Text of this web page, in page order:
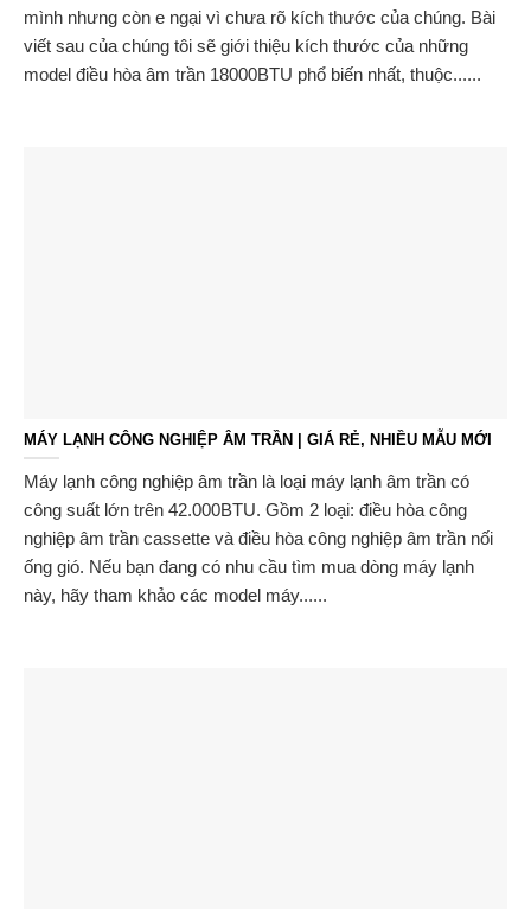
mình nhưng còn e ngại vì chưa rõ kích thước của chúng. Bài
viết sau của chúng tôi sẽ giới thiệu kích thước của những
model điều hòa âm trần 18000BTU phổ biến nhất, thuộc......
MÁY LẠNH CÔNG NGHIỆP ÂM TRẦN | GIÁ RẺ, NHIỀU MẪU MỚI
Máy lạnh công nghiệp âm trần là loại máy lạnh âm trần có
công suất lớn trên 42.000BTU. Gồm 2 loại: điều hòa công
nghiệp âm trần cassette và điều hòa công nghiệp âm trần nối
ống gió. Nếu bạn đang có nhu cầu tìm mua dòng máy lạnh
này, hãy tham khảo các model máy......